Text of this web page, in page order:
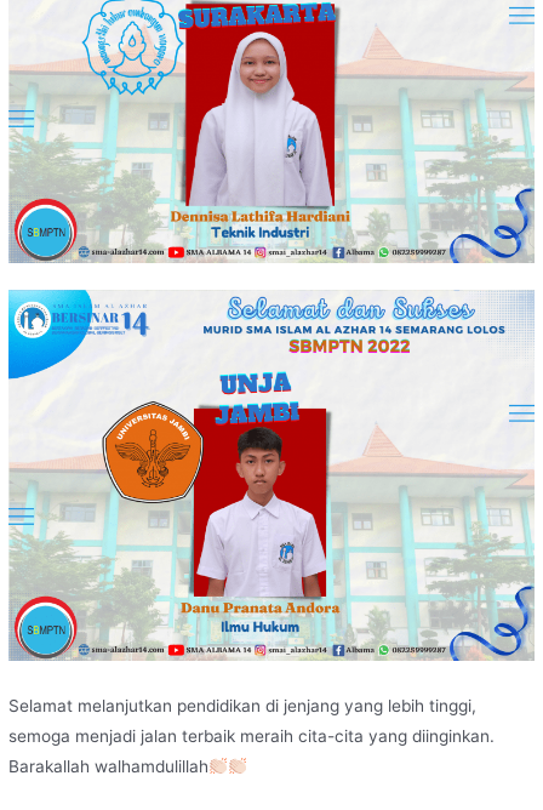
Selamat melanjutkan pendidikan di jenjang yang lebih tinggi,
semoga menjadi jalan terbaik meraih cita-cita yang diinginkan.
Barakallah walhamdulillah